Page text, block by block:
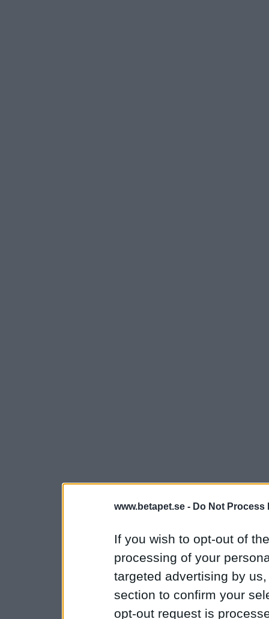
www.betapet.se - Do Not Process
If you wish to opt-out of
processing of your
targeted advertising by
section to confirm your
opt-out request is